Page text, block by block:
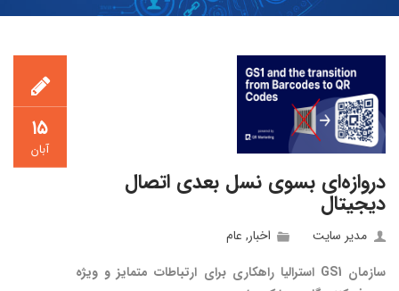
۱۵
آبان
دروازه‌ای بسوی نسل بعدی اتصال
دیجیتال
مدیر سایت اخبار, عام
سازمان GS1 استرالیاراه­کاری برای ارتباطات متمایز و ویژه